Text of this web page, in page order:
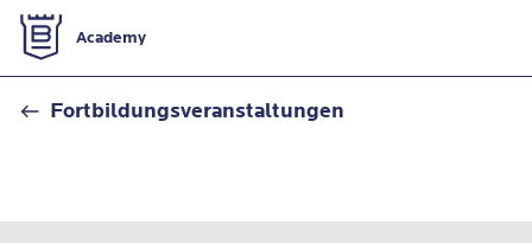
Zur Startseite
Academy
Fortbildungsveranstaltungen